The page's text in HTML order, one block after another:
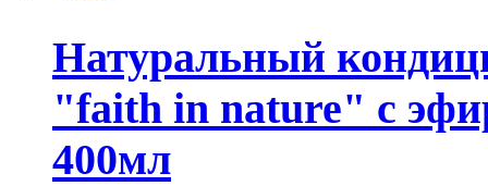
Натуральный
"faith in nature" с
400мл